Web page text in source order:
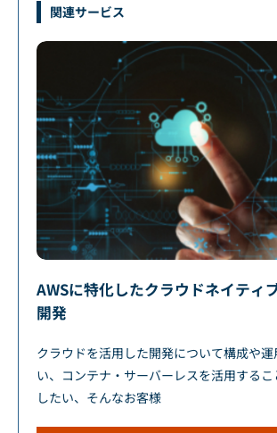
関連サービス
AWSに特化したクラウドネイティ
開発
クラウドを活用した開発について構成や
い、コンテナ・サーバーレスを活用する
したい、そんなお客様